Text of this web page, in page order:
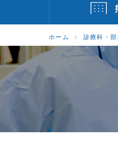
ホーム 診療科・部